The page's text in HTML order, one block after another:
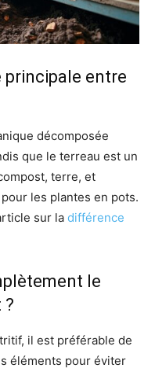
entre
décomposée
que le terreau est un
terre, et
les plantes en pots.
sur la différence
le
?
il est préférable de
éléments pour éviter